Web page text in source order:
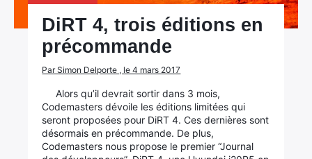
DiRT 4, trois éditions en
précommande
Par Simon Delporte , le 4 mars 2017
Alors qu’il devrait sortir dans 3 mois,
Codemasters dévoile les éditions limitées qui
seront proposées pour DiRT 4. Ces dernières sont
désormais en précommande. De plus,
Codemasters nous propose le premier “Journal